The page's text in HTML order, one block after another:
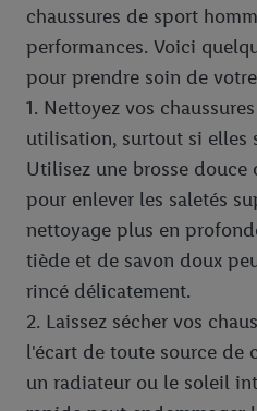
chaussures de sport
performances. Voici
pour prendre soin de
1. Nettoyez vos
utilisation, surtout si elles
Utilisez une brosse
pour enlever les saletés
nettoyage plus en
tiède et de savon doux
rincé délicatement.
2. Laissez sécher vos
l'écart de toute source de
un radiateur ou le soleil
données. Vous trouverez les